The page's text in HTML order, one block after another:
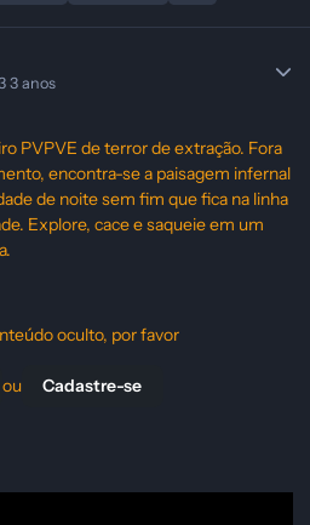
3 anos
PVPVE de terror de extração. Fora
encontra-se a paisagem infernal
de noite sem fim que fica na linha
Explore, cace e saqueie em um
oculto, por favor
ou Cadastre-se